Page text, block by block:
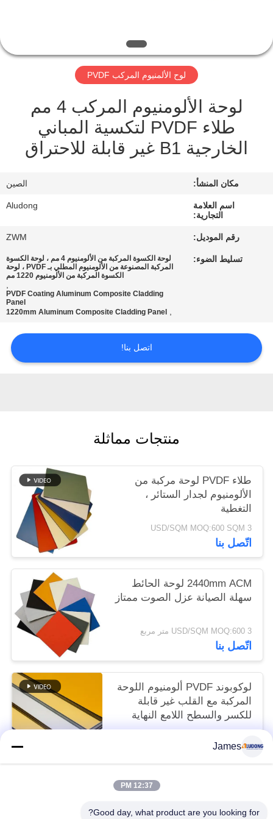
اتصل
أخبار
القضايا
اطلب
اقتباس
خريطة
الموقع
لوح الألمنيوم المركب PVDF
لوحة الألومنيوم المركب 4 مم
طلاء PVDF لتكسية المباني
الخارجية B1 غير قابلة للاحتراق
مكان المنشأ: الصين
اسم العلامة
التجارية:
Aludong
رقم الموديل: ZWM
تسليط الضوء:
لوحة الكسوة المركبة من الألومنيوم 4 مم ، لوحة الكسوة
المركبة المصنوعة من الألومنيوم المطلي بـ PVDF ، لوحة
الكسوة المركبة من الألومنيوم 1220 مم
,
PVDF Coating Aluminum Composite Cladding
Panel
,
1220mm Aluminum Composite Cladding Panel
اتصل بنا!
منتجات مماثلة
طلاء PVDF لوحة مركبة من
الألومنيوم لجدار الستائر ،
التغطية
3 USD/SQM MOQ:600 SQM
اتّصل بنا
2440mm ACM لوحة الحائط
سهلة الصيانة عزل الصوت ممتاز
3 USD/SQM MOQ:600 متر مربع
اتّصل بنا
لوكوبوند PVDF ألومنيوم اللوحة
المركبة مع القلب غير قابلة
للكسر والسطح اللامع النهاية
اتّصل بنا
James
12:37 PM
Good day, what product are you looking for?